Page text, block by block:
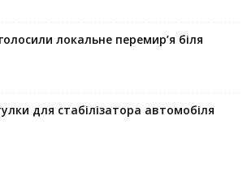
локальне перемир’я біля
для стабілізатора автомобіля